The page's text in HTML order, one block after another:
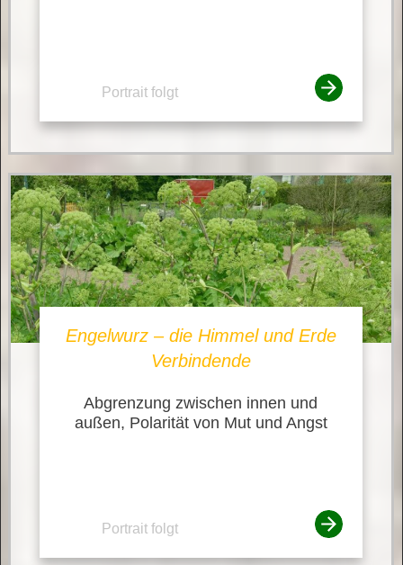
Portrait folgt
Engelwurz – die Himmel und Erde
Verbindende
Abgrenzung zwischen innen und
außen, Polarität von Mut und Angst
Portrait folgt